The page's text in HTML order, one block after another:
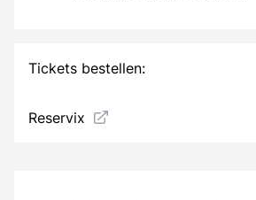
Tickets bestellen:
Reservix